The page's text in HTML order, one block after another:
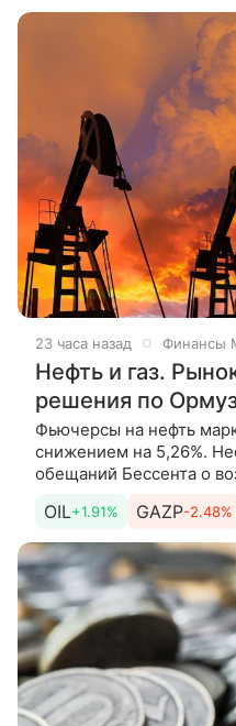
23 часа назад Финансы
Нефть и газ.
решения по
Фьючерсы на нефть
снижением на 5,26%.
обещаний Бессента о
рассказывает Андрей
OIL+1.91% GAZP-2.48%